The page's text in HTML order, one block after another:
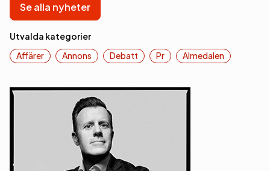
Se alla nyheter
Utvalda kategorier
Affärer
Annons Debatt Pr Almedalen